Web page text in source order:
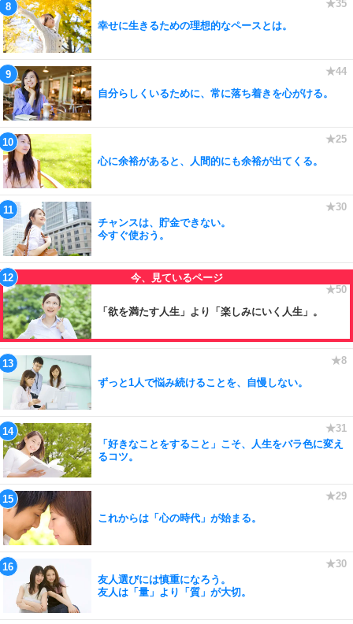
幸せに生きるための理想的なペースとは。
自分らしくいるために、常に落ち着きを心がける。
心に余裕があると、人間的にも余裕が出てくる。
チャンスは、貯金できない。
今すぐ使おう。
「欲を満たす人生」より「楽しみにいく人生」。
ずっと1人で悩み続けることを、自慢しない。
「好きなことをすること」こそ、人生をバラ色に変え
るコツ。
これからは「心の時代」が始まる。
友人選びには慎重になろう。
友人は「量」より「質」が大切。